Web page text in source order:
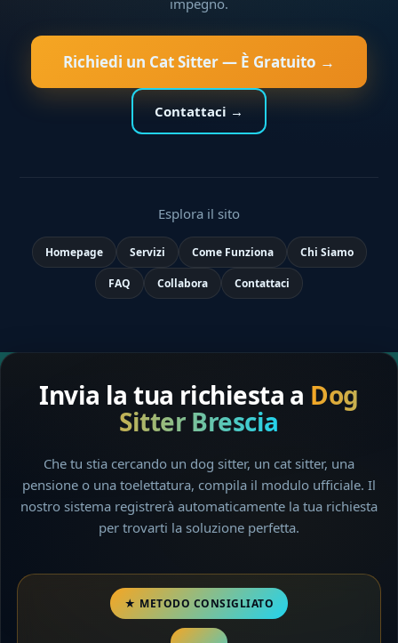
Richiedi un Cat Sitter — È Gratuito →
Contattaci →
Esplora il sito
Homepage Servizi Come Funziona Chi Siamo
FAQ Collabora Contattaci
Invia la tua richiesta a Dog
Sitter Brescia
Che tu stia cercando un dog sitter, un cat sitter, una
pensione o una toelettatura, compila il modulo ufficiale. Il
nostro sistema registrerà automaticamente la tua richiesta
per trovarti la soluzione perfetta.